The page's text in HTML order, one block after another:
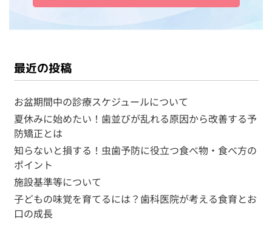
最近の投稿
お盆期間中の診療スケジュールについて
夏休みに始めたい！歯並びが乱れる原因から改善する予
防矯正とは
知らないと損する！虫歯予防に役立つ食べ物・食べ方の
ポイント
施設基準等について
子どもの味覚を育てるには？歯科医院が考える食育とお
口の成長